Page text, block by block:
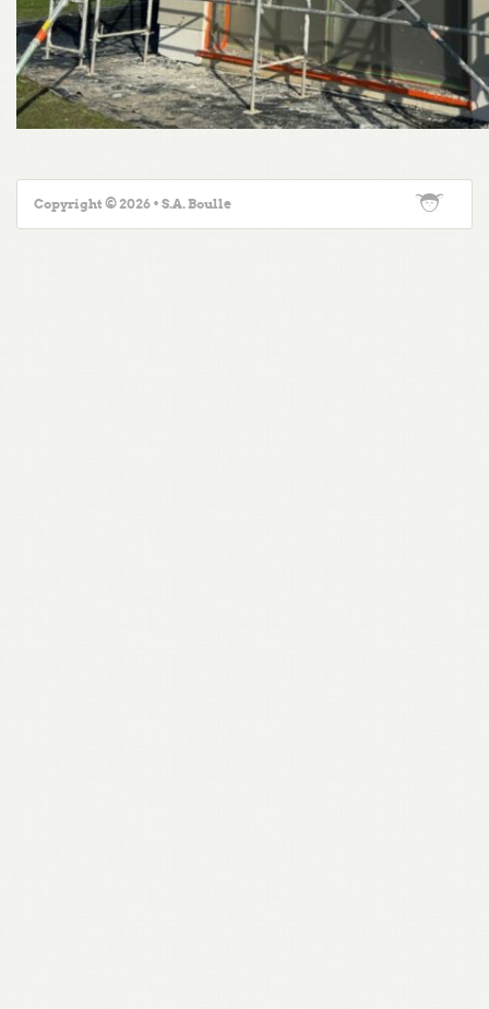
Copyright © 2026 • S.A. Boulle